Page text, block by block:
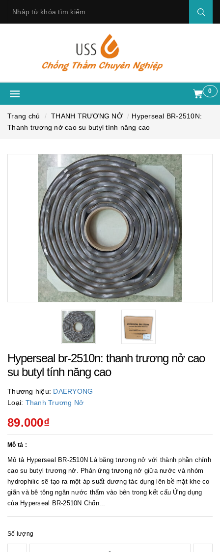
0
Trang chủ THANH TRƯƠNG NỞ
Hyperseal BR-2510N:
Thanh trương nở cao su butyl tính năng cao
Hyperseal br-2510n: thanh trương nở cao
su butyl tính năng cao
Thương hiệu: DAERYONG
Loại: Thanh Trương Nở
89.000₫
Mô tả :
Mô tả Hyperseal BR-2510N Là băng trương nở với thành phần chính
cao su butyl trương nở. Phản ứng trương nở giữa nước và nhóm
hydrophilic sẽ tạo ra một áp suất dương tác dụng lên bề mặt khe co
giãn và bê tông ngăn nước thấm vào bên trong kết cấu Ứng dụng
của Hyperseal BR-2510N Chốn...
Số lượng